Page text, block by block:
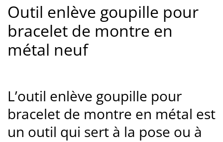
Outil enlève goupille pour
bracelet de montre en
métal neuf
L’outil enlève goupille pour
bracelet de montre en métal est
un outil qui sert à la pose ou à